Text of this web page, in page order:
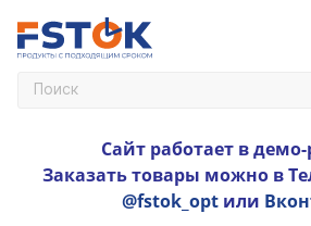
Сайт работает в
Заказать товары можно в
@fstok_optили